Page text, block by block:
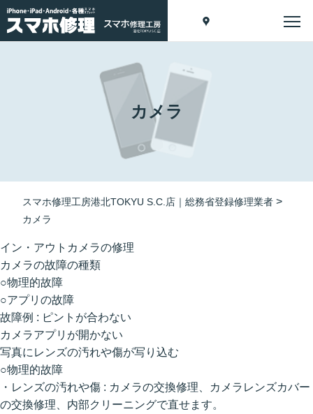
カメラ
スマホ修理工房港北TOKYU S.C.店｜総務省登録修理業者 >
カメラ
イン・アウトカメラの修理
カメラの故障の種類
○物理的故障
○アプリの故障
故障例 : ピントが合わない
カメラアプリが開かない
写真にレンズの汚れや傷が写り込む
○物理的故障
・レンズの汚れや傷 : カメラの交換修理、カメラレンズカバー
の交換修理、内部クリーニングで直せます。